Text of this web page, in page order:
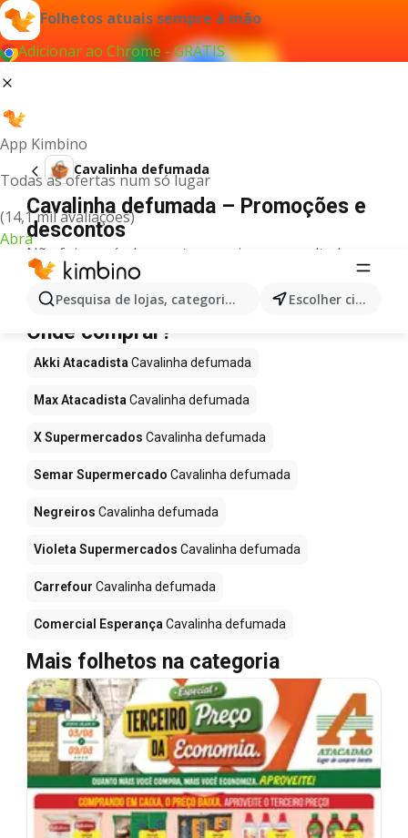
Folhetos atuais sempre à mão
Adicionar ao Chrome - GRÁTIS
App Kimbino
Todas as ofertas num só lugar
(14,1 mil avaliações)
Abra
Pesquisa de lojas, categorias,produtos... Escolher cidade
Cavalinha defumada
Cavalinha defumada – Promoções e
descontos
Não foi possível encontrar quaisquer resultados
para este termo.
Cavalinha defumada em promoção -
Onde comprar?
Akki Atacadista Cavalinha defumada
Max Atacadista Cavalinha defumada
X Supermercados Cavalinha defumada
Semar Supermercado Cavalinha defumada
Negreiros Cavalinha defumada
Violeta Supermercados Cavalinha defumada
Carrefour Cavalinha defumada
Comercial Esperança Cavalinha defumada
Mais folhetos na categoria